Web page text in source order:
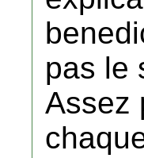
pas le
Assez